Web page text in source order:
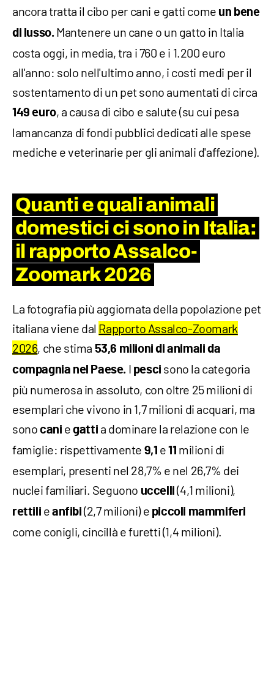
ancora tratta il cibo per cani e gatti come un bene
di lusso. Mantenere un cane o un gatto in Italia
costa oggi, in media, tra i 760 e i 1.200 euro
all'anno: solo nell'ultimo anno, i costi medi per il
sostentamento di un pet sono aumentati di circa
149 euro, a causa di cibo e salute (su cui pesa
lamancanza di fondi pubblici dedicati alle spese
mediche e veterinarie per gli animali d'affezione).
Quanti e quali animali
domestici ci sono in Italia:
il rapporto Assalco-
Zoomark 2026
La fotografia più aggiornata della popolazione pet
italiana viene dal Rapporto Assalco-Zoomark
2026, che stima 53,6 milioni di animali da
compagnia nel Paese. I pesci sono la categoria
più numerosa in assoluto, con oltre 25 milioni di
esemplari che vivono in 1,7 milioni di acquari, ma
sono cani egatti a dominare la relazione con le
famiglie: rispettivamente 9,1 e11 milioni di
esemplari, presenti nel 28,7% e nel 26,7% dei
nuclei familiari. Seguono uccelli (4,1 milioni),
rettili eanfibi (2,7 milioni) e piccoli mammiferi
come conigli, cincillà e furetti (1,4 milioni).